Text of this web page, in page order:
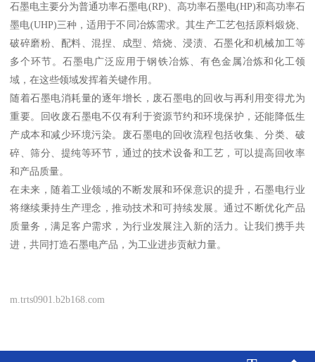
石墨电主要分为普通功率石墨电(RP)、高功率石墨电(HP)和高功率石
墨电(UHP)三种，适用于不同冶炼需求。其生产工艺包括原料煅烧、
破碎磨粉、配料、混捏、成型、焙烧、浸渍、石墨化和机械加工等
多个环节。石墨电广泛应用于钢铁冶炼、有色金属冶炼和化工领
域，在这些领域发挥着关键作用。
随着石墨电消耗量的逐年增长，废石墨电的回收与再利用变得尤为
重要。回收废石墨电不仅有利于资源节约和环境保护，还能降低生
产成本和减少环境污染。废石墨电的回收流程包括收集、分类、破
碎、筛分、提纯等环节，通过的技术设备和工艺，可以提高回收率
和产品质量。
在未来，随着工业领域的不断发展和环保意识的提升，石墨电行业
将继续秉持生产理念，推动技术和可持续发展。通过不断优化产品
质量务，满足客户需求，为行业发展注入新的活力。让我们携手共
进，共同打造石墨电产品，为工业进步贡献力量。
m.trts0901.b2b168.com